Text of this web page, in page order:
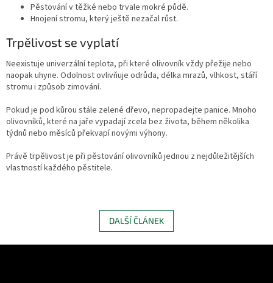
Pěstování v těžké nebo trvale mokré půdě.
Hnojení stromu, který ještě nezačal růst.
Trpělivost se vyplatí
Neexistuje univerzální teplota, při které olivovník vždy přežije nebo
naopak uhyne. Odolnost ovlivňuje odrůda, délka mrazů, vlhkost, stáří
stromu i způsob zimování.
Pokud je pod kůrou stále zelené dřevo, nepropadejte panice. Mnoho
olivovníků, které na jaře vypadají zcela bez života, během několika
týdnů nebo měsíců překvapí novými výhony.
Právě trpělivost je při pěstování olivovníků jednou z nejdůležitějších
vlastností každého pěstitele.
DALŠÍ ČLÁNEK